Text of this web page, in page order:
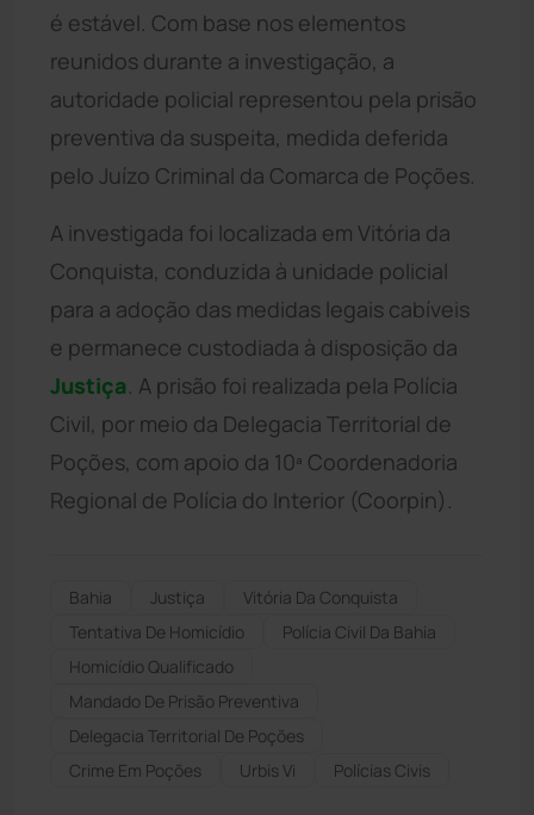
é estável. Com base nos elementos
reunidos durante a investigação, a
autoridade policial representou pela prisão
preventiva da suspeita, medida deferida
pelo Juízo Criminal da Comarca de Poções.
A investigada foi localizada em Vitória da
Conquista, conduzida à unidade policial
para a adoção das medidas legais cabíveis
e permanece custodiada à disposição da
Justiça . A prisão foi realizada pela Polícia
Civil, por meio da Delegacia Territorial de
Poções, com apoio da 10ª Coordenadoria
Regional de Polícia do Interior (Coorpin).
Bahia Justiça
Vitória Da Conquista
Tentativa De Homicídio
Polícia Civil Da Bahia
Homicídio Qualificado
Mandado De Prisão Preventiva
Delegacia Territorial De Poções
Crime Em Poções
Urbis Vi Polícias Civis